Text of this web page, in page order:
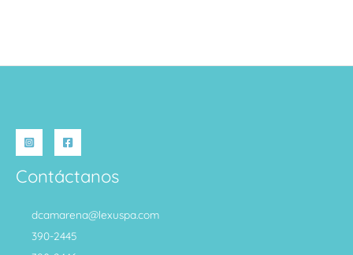
Contáctanos
dcamarena@lexuspa.com
390-2445